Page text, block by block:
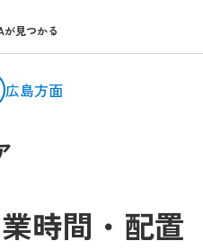
が見つかる
広島方面
時間・配置